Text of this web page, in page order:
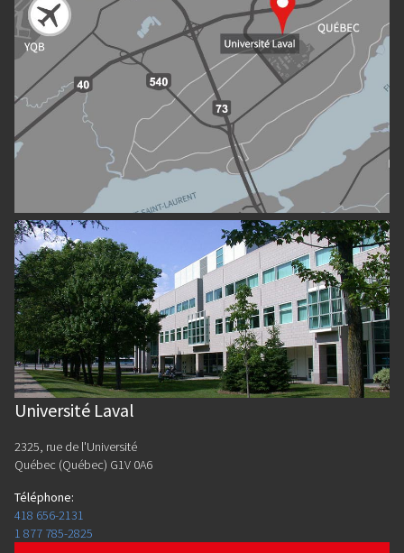
Université Laval
2325, rue de l'Université
Québec (Québec) G1V 0A6
Téléphone:
418 656-2131
1 877 785-2825